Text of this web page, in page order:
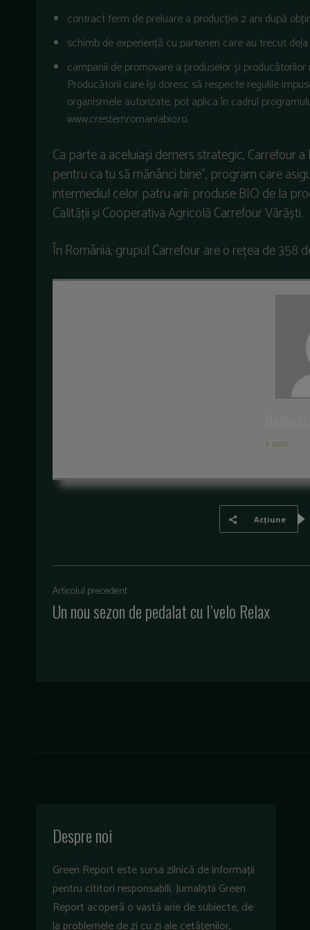
contract ferm de preluare a producției 2 ani după
schimb de experiență cu parteneri care au trecut
campanii de promovare a produselor și producătorilor
Producătorii care își doresc să respecte regulile
organismele autorizate, pot aplica în cadrul
www.crestemromaniabio.ro.
Ca parte a aceluiași demers strategic, Carrefour
pentru ca tu să mănânci bine”, program care
intermediul celor patru arii: produse BIO de la
Calității și Cooperativa Agricolă Carrefour Vărăști.
În România, grupul Carrefour are o rețea de 358
+ posts
Acțiune
Articolul precedent
Un nou sezon de pedalat cu I’velo Relax
Despre noi
Green Report este sursa zilnică de informații
pentru cititori responsabili. Jurnaliștii Green
Report acoperă o vastă arie de subiecte, de